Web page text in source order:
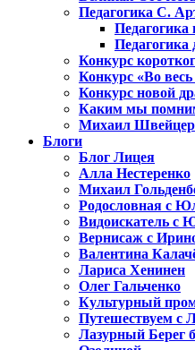
Педагогика С.
Педагогика
Конкурс
Конкурс «Во весь
Конкурс новой
Каким мы
Михаил Швейцер
Блоги
Блог Лицея
Алла Нестеренко
Михаил
Родословная с
Видоискатель с
Вернисаж с
Валентина
Лариса Хенинен
Олег Гальченко
Культурный
Путешествуем с
Лазурный Берег